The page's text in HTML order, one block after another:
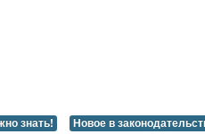
знать! Новое в